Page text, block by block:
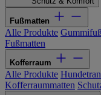
Fußmatten
Alle Produkte
Fußmatten
Kofferraum
Alle Produkte
Kofferraummatten